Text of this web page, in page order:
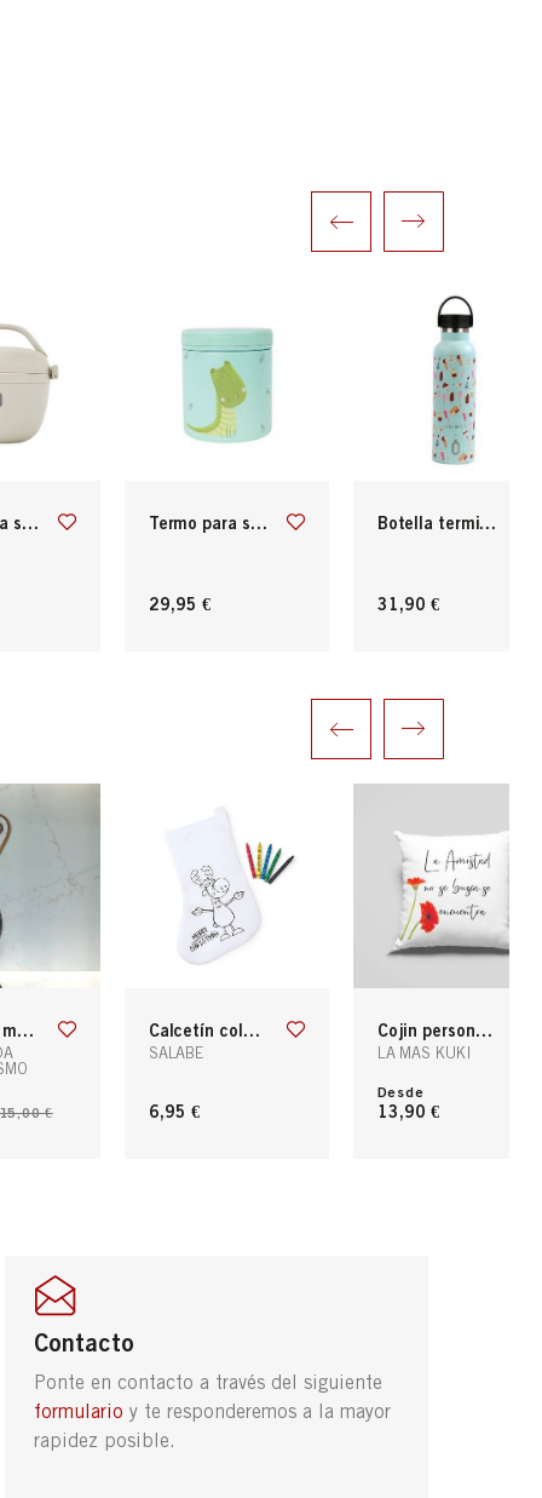
toffee termo para solidos 400 ml
29,95 €
botella termica 600 ml
31,90 €
€
calcetín coloreable navidad
SALABE
6,95 €
cojin personalizado "la amistad ..."
LA MAS KUKI
Desde
13,90 €
Contacto
Ponte en contacto a través del siguiente
formulario y te responderemos a la mayor
rapidez posible.